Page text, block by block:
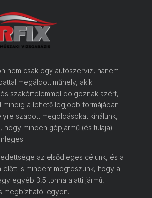
nem csak egy autószerviz, hanem
megáldott műhely, akik
szakértelemmel dolgoznak azért,
mindig a lehető legjobb formájában
szabott megoldásokat kínálunk,
hogy minden gépjármű (és tulaja)
az elsődleges célunk, és a
előtt is mindent megteszünk, hogy a
egyéb 3,5 tonna alatti jármű,
megbízható legyen.